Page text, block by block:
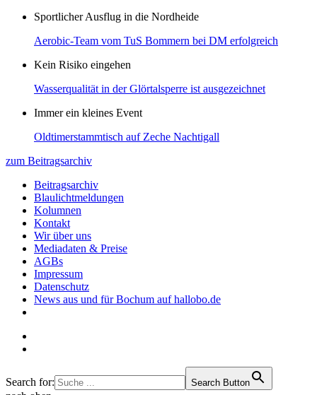
Sportlicher Ausflug in die Nordheide
Aerobic-Team vom TuS Bommern bei DM erfolgreich
Kein Risiko eingehen
Wasserqualität in der Glörtalsperre ist ausgezeichnet
Immer ein kleines Event
Oldtimerstammtisch auf Zeche Nachtigall
zum Beitragsarchiv
Beitragsarchiv
Blaulichtmeldungen
Kolumnen
Kontakt
Wir über uns
Mediadaten & Preise
AGBs
Impressum
Datenschutz
News aus und für Bochum auf hallobo.de
Search for: Search Button